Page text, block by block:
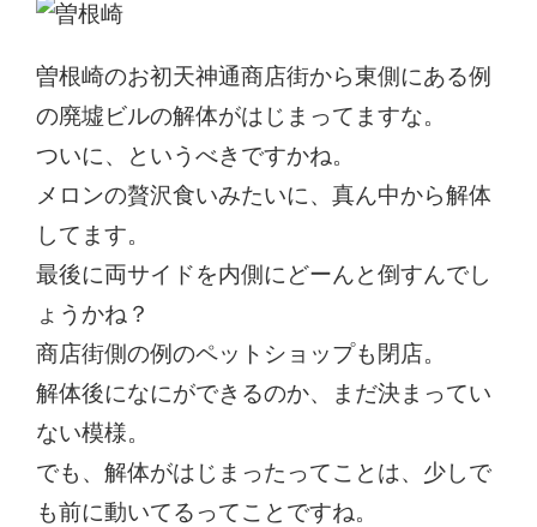
曽根崎のお初天神通商店街から東側にある例
の廃墟ビルの解体がはじまってますな。
ついに、というべきですかね。
メロンの贅沢食いみたいに、真ん中から解体
してます。
最後に両サイドを内側にどーんと倒すんでし
ょうかね？
商店街側の例のペットショップも閉店。
解体後になにができるのか、まだ決まってい
ない模様。
でも、解体がはじまったってことは、少しで
も前に動いてるってことですね。